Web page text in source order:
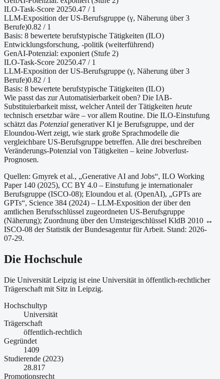
ILO-Task-Score 20250.47 / 1
LLM-Exposition der US-Berufsgruppe (γ, Näherung über 3
Berufe)0.82 / 1
Basis: 8 bewertete berufstypische Tätigkeiten (ILO)
Entwicklungsforschung, -politik (weiterführend)
GenAI-Potenzial: exponiert (Stufe 2)
ILO-Task-Score 20250.47 / 1
LLM-Exposition der US-Berufsgruppe (γ, Näherung über 3
Berufe)0.82 / 1
Basis: 8 bewertete berufstypische Tätigkeiten (ILO)
Wie passt das zur Automatisierbarkeit oben? Die IAB-
Substituierbarkeit misst, welcher Anteil der Tätigkeiten heute
technisch ersetzbar wäre – vor allem Routine. Die ILO-Einstufung
schätzt das Potenzial generativer KI je Berufsgruppe, und der
Eloundou-Wert zeigt, wie stark große Sprachmodelle die
vergleichbare US-Berufsgruppe betreffen. Alle drei beschreiben
Veränderungs-Potenzial von Tätigkeiten – keine Jobverlust-
Prognosen.
Quellen: Gmyrek et al., „Generative AI and Jobs“, ILO Working
Paper 140 (2025), CC BY 4.0 – Einstufung je internationaler
Berufsgruppe (ISCO-08); Eloundou et al. (OpenAI), „GPTs are
GPTs“, Science 384 (2024) – LLM-Exposition der über den
amtlichen Berufsschlüssel zugeordneten US-Berufsgruppe
(Näherung); Zuordnung über den Umsteigeschlüssel KldB 2010 ↔
ISCO-08 der Statistik der Bundesagentur für Arbeit. Stand: 2026-
07-29.
Die Hochschule
Die Universität Leipzig ist eine Universität in öffentlich-rechtlicher
Trägerschaft mit Sitz in Leipzig.
Hochschultyp
Universität
Trägerschaft
öffentlich-rechtlich
Gegründet
1409
Studierende (2023)
28.817
Promotionsrecht